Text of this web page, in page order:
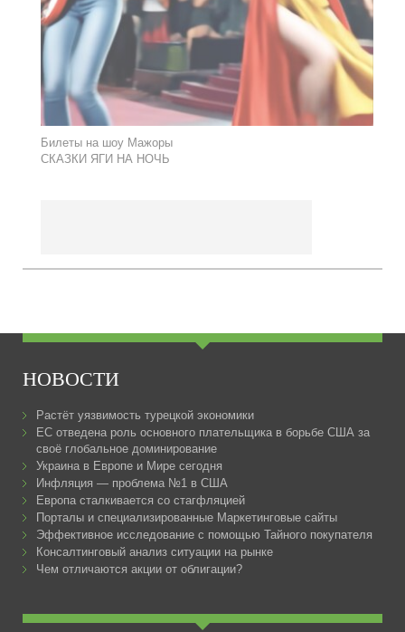
Билеты на шоу Мажоры
СКАЗКИ ЯГИ НА НОЧЬ
НОВОСТИ
Растёт уязвимость турецкой экономики
ЕС отведена роль основного плательщика в борьбе США за
своё глобальное доминирование
Украина в Европе и Мире сегодня
Инфляция — проблема №1 в США
Европа сталкивается со стагфляцией
Порталы и специализированные Маркетинговые сайты
Эффективное исследование с помощью Тайного покупателя
Консалтинговый анализ ситуации на рынке
Чем отличаются акции от облигации?